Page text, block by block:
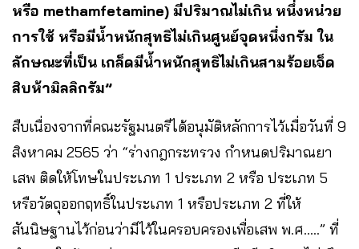
หรือ methamfetamine) มีปริมาณไม่เกิน หนึ่งหน่วย
การใช้ หรือมีน้ำหนักสุทธิไม่เกินศูนย์จุดหนึ่งกรัม ใน
ลักษณะที่เป็น เกล็ดมีน้ำหนักสุทธิไม่เกินสามร้อยเจ็ด
สิบห้ามิลลิกรัม”
สืบเนื่องจากที่คณะรัฐมนตรีได้อนุมัติหลักการไว้เมื่อวันที่ 9
สิงหาคม 2565 ว่า “ร่างกฎกระทรวง กําหนดปริมาณยา
เสพ ติดให้โทษในประเภท 1 ประเภท 2 หรือ ประเภท 5
หรือวัตถุออกฤทธิ์ในประเภท 1 หรือประเภท 2 ที่ให้
สันนิษฐานไว้ก่อนว่ามีไว้ในครอบครองเพื่อเสพ พ.ศ…..” ที่